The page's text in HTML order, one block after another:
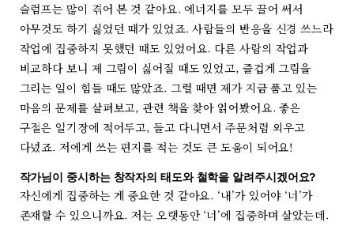
슬럼프는 많이 겪어 본 것 같아요. 에너지를 모두 끌어 써서
아무것도 하기 싫었던 때가 있었죠. 사람들의 반응을 신경 쓰느라
작업에 집중하지 못했던 때도 있었어요. 다른 사람의 작업과
비교하다 보니 제 그림이 싫어질 때도 있었고, 즐겁게 그림을
그리는 일이 힘들 때도 많았죠. 그럴 때면 제가 지금 품고 있는
마음의 문제를 살펴보고, 관련 책을 찾아 읽어봤어요. 좋은
구절은 일기장에 적어두고, 들고 다니면서 주문처럼 외우고
다녔죠. 저에게 쓰는 편지를 적는 것도 큰 도움이 되어요!
작가님이 중시하는 창작자의 태도와 철학을 알려주시겠어요?
자신에게 집중하는 게 중요한 것 같아요. ‘내’가 있어야 ‘너’가
존재할 수 있으니까요. 저는 오랫동안 ‘너’에 집중하며 살았는데.